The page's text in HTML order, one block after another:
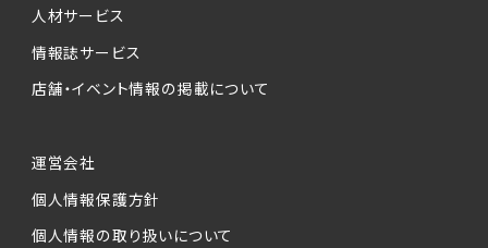
人材サービス
情報誌サービス
店舗・イベント情報の掲載について
運営会社
個人情報保護方針
個人情報の取り扱いについて